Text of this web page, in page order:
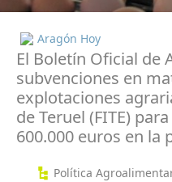
Aragón Hoy
El Boletín Oficial de
subvenciones en
explotaciones
de Teruel (FITE)
600.000 euros en la
Política